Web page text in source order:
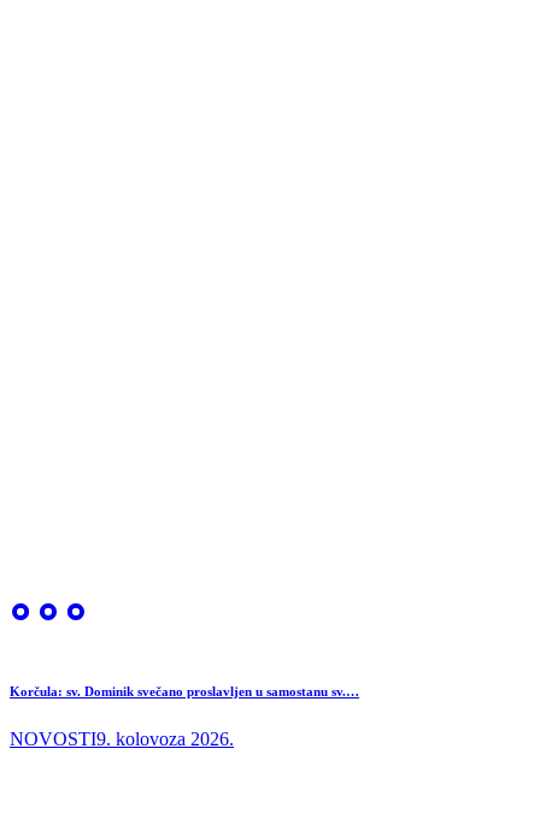
Korčula: sv. Dominik svečano proslavljen u samostanu sv.…
NOVOSTI9. kolovoza 2026.